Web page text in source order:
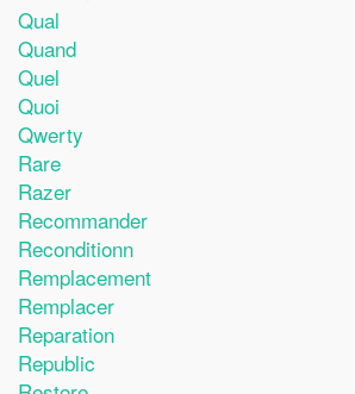
Qual
Quand
Quel
Quoi
Qwerty
Rare
Razer
Recommander
Reconditionn
Remplacement
Remplacer
Reparation
Republic